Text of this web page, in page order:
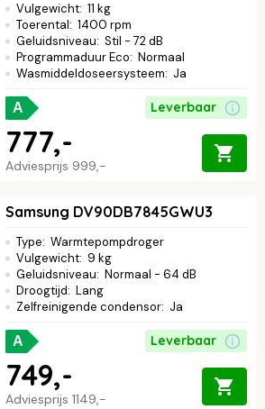
Vulgewicht: 11 kg
Toerental: 1400 rpm
Geluidsniveau: Stil - 72 dB
Programmaduur Eco: Normaal
Wasmiddeldoseersysteem: Ja
A Leverbaar
Adviesprijs 999,-
777,-
Samsung DV90DB7845GWU3
Type: Warmtepompdroger
Vulgewicht: 9 kg
Geluidsniveau: Normaal - 64 dB
Droogtijd: Lang
Zelfreinigende condensor: Ja
A Leverbaar
Adviesprijs 1149,-
749,-